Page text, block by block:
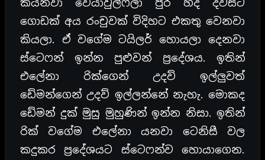
කියනවා වෙයාවුල්ෆ්ලා පුර හද දවසට
ගොඩක් අය රංචුවක් විදිහට එකතු වෙනවා
කියලා. ඒ වගේම ටයිලර් හොයලා දෙනවා
ස්ටෙෆන් ඉන්න පුළුවන් ප්‍රදේශය. ඉතින්
එලේනා රික්ගෙන් උදව් ඉල්ලුවත්
ඩේමන්ගෙන් උදව් ඉල්ලන්නේ නැහැ. මොකද
ඩේමන් දුක් මුසු මුහුණින් ඉන්න නිසා. ඉතින්
රික් වගේම එලේනා යනවා ටෙනිසී වල
කදුකර ප්‍රදේශයට ස්ටෙෆන්ව හොයාගෙන.